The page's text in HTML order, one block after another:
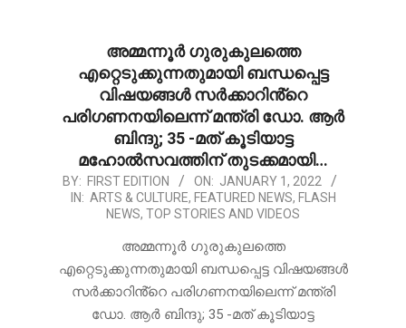
അമ്മന്നൂർ ഗുരുകുലത്തെ
എറ്റെടുക്കുന്നതുമായി ബന്ധപ്പെട്ട
വിഷയങ്ങൾ സർക്കാറിൻ്റെ
പരിഗണനയിലെന്ന് മന്ത്രി ഡോ. ആർ
ബിന്ദു; 35 -മത് കൂടിയാട്ട
മഹോൽസവത്തിന് തുടക്കമായി…
2022-
01-
BY: FIRST EDITION ON: JANUARY 1, 2022
IN: ARTS & CULTURE, FEATURED NEWS, FLASH
NEWS, TOP STORIES AND VIDEOS
അമ്മന്നൂർ ഗുരുകുലത്തെ
എറ്റെടുക്കുന്നതുമായി ബന്ധപ്പെട്ട വിഷയങ്ങൾ
സർക്കാറിൻ്റെ പരിഗണനയിലെന്ന് മന്ത്രി
ഡോ. ആർ ബിന്ദു; 35 -മത് കൂടിയാട്ട